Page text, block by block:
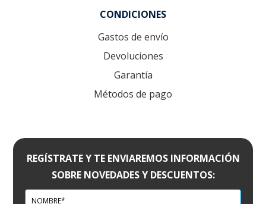
CONDICIONES
Gastos de envío
Devoluciones
Garantía
Métodos de pago
REGÍSTRATE Y TE ENVIAREMOS INFORMACIÓN
SOBRE NOVEDADES Y DESCUENTOS: